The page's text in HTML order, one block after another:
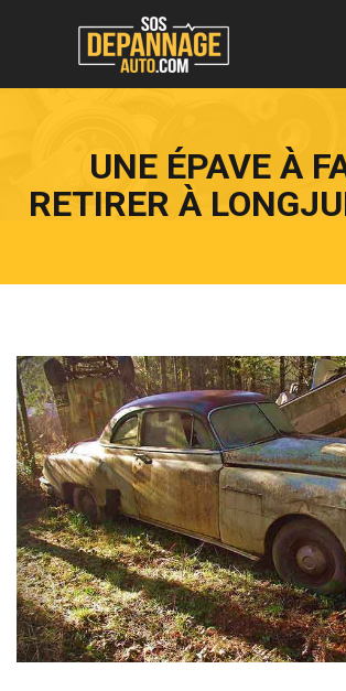
UNE ÉPAVE À
RETIRER À